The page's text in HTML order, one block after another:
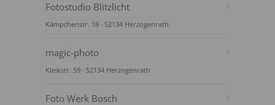
Fotostudio Blitzlicht
Kämpchenstr. 18 · 52134 Herzogenrath
magic-photo
Kleikstr. 59 · 52134 Herzogenrath
Foto Werk Bosch